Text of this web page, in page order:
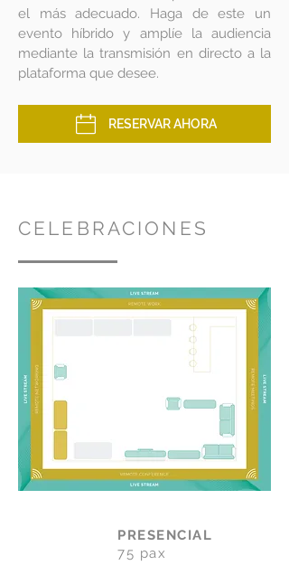
el más adecuado. Haga de este un
evento híbrido y amplíe la audiencia
mediante la transmisión en directo a la
plataforma que desee.
RESERVAR AHORA
CELEBRACIONES
PRESENCIAL
75 pax